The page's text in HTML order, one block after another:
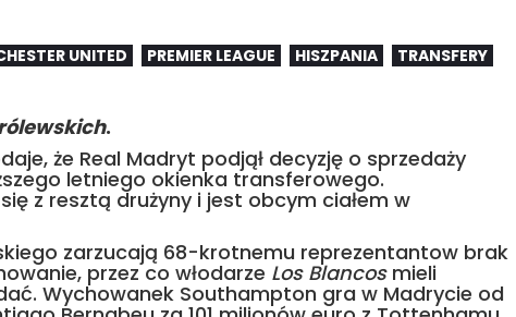
UNITED PREMIER LEAGUE HISZPANIA TRANSFERY
.
że Real Madryt podjął decyzję o sprzedaży
letniego okienka transferowego.
z resztą drużyny i jest obcym ciałem w
zarzucają 68-krotnemu reprezentantow brak
przez co włodarze Los Blancosmieli
Wychowanek Southampton gra w Madrycie od